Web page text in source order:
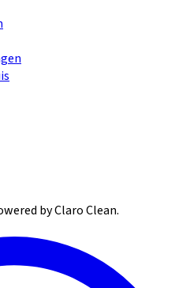
by Claro Clean.